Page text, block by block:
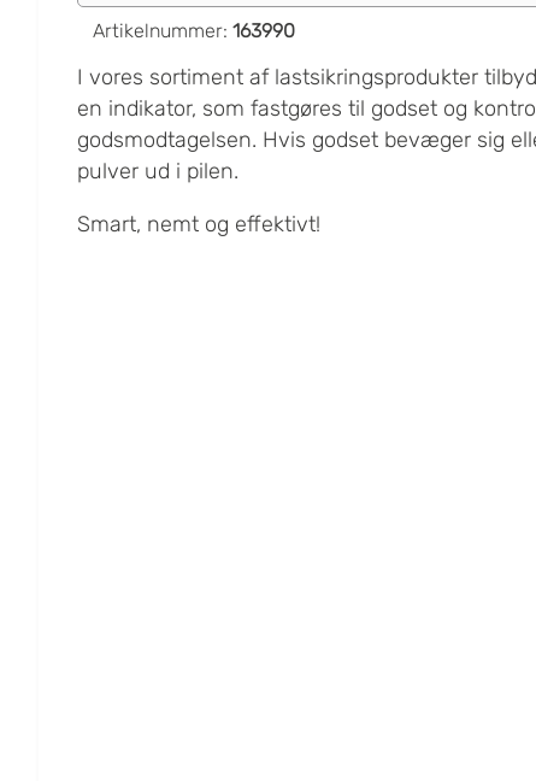
Artikelnummer: 163990
I vores sortiment af lastsikringsprodukter
en indikator, som fastgøres til godset og
godsmodtagelsen. Hvis godset bevæger sig
pulver ud i pilen.
Smart, nemt og effektivt!